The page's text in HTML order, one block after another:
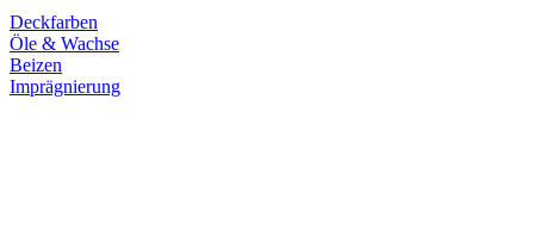
Deckfarben
Öle & Wachse
Beizen
Imprägnierung